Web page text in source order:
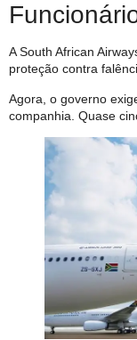
A South African
proteção contra
Agora, o governo
companhia. Quase